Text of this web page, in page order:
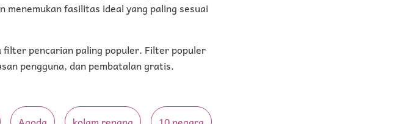
fasilitas ideal yang paling sesuai
pencarian paling populer. Filter populer
pengguna, dan pembatalan gratis.